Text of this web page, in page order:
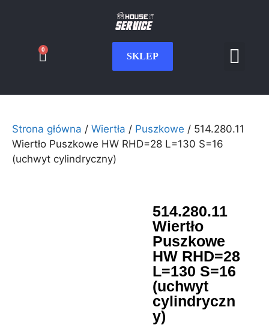
SKLEP
0
Strona główna / Wiertła / Puszkowe / 514.280.11
Wiertło Puszkowe HW RHD=28 L=130 S=16
(uchwyt cylindryczny)
514.280.11
Wiertło
Puszkowe
HW RHD=28
L=130 S=16
(uchwyt
cylindryczn
y)